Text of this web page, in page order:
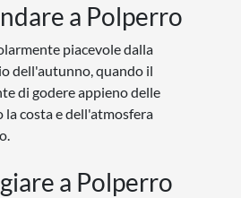
a Polperro
piacevole dalla
dell'autunno, quando il
di godere appieno delle
la costa e dell'atmosfera
a Polperro